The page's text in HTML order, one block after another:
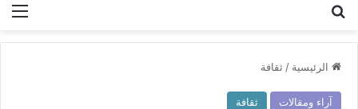
الرئيسية / ثقافة
آراء ومقالات ثقافة